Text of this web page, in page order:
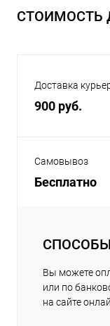
СТОИМОСТЬ
Доставка
900 руб.
Самовывоз
Бесплатно
Вы можете
или по
на сайте